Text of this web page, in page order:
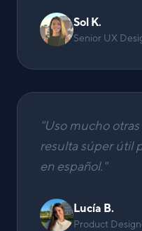
Sol K.
Senior UX
"Uso mucho
resulta súper útil
en español."
Lucía B.
Product